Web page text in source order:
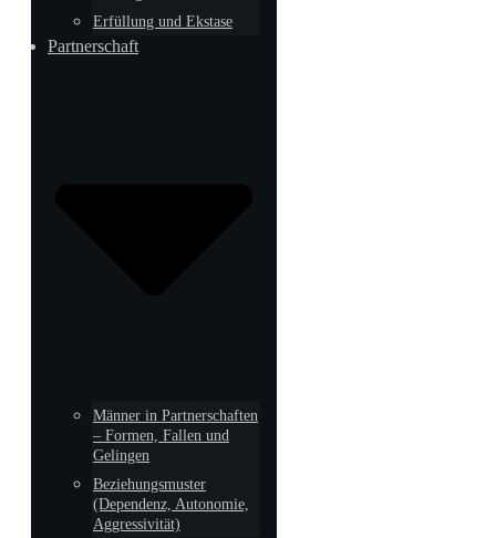
Erfüllung und Ekstase
Partnerschaft
Männer in Partnerschaften
– Formen, Fallen und
Gelingen
Beziehungsmuster
(Dependenz, Autonomie,
Aggressivität)